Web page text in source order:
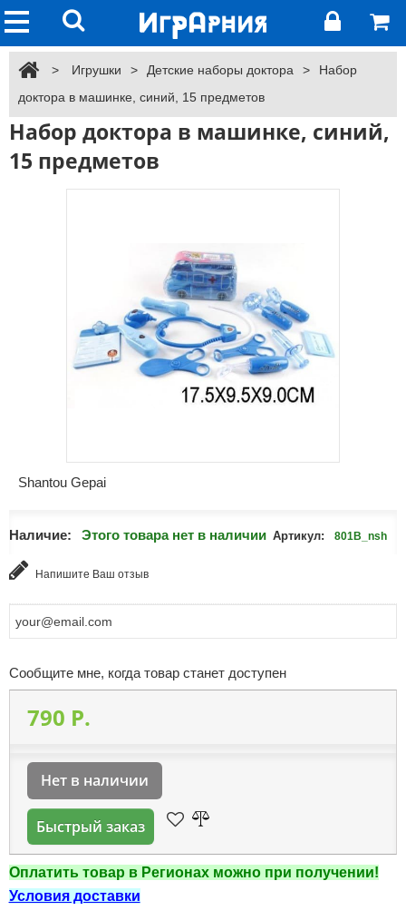
> Игрушки > Детские наборы доктора >
Набор
доктора в машинке, синий, 15 предметов
Набор доктора в машинке, синий,
15 предметов
Shantou Gepai
Наличие: Этого товара нет в наличии Артикул: 801B_nsh
Напишите Ваш отзыв
Сообщите мне, когда товар станет доступен
790 P.
Нет в наличии
Быстрый заказ
Оплатить товар в Регионах можно при получении!
Условия доставки